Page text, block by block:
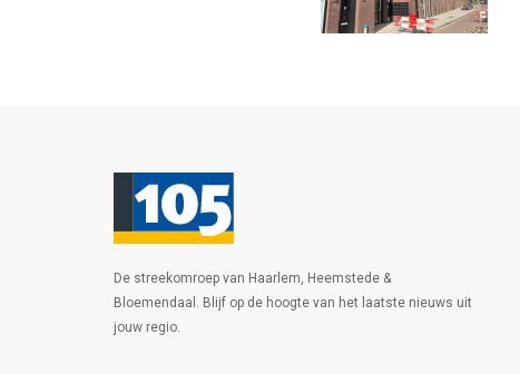
De streekomroep van Haarlem, Heemstede &
Bloemendaal. Blijf op de hoogte van het laatste nieuws uit
jouw regio.